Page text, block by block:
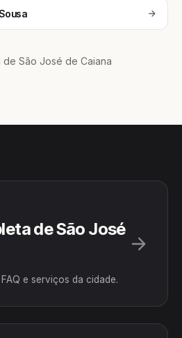
São José de Caiana
de São José
e serviços da cidade.